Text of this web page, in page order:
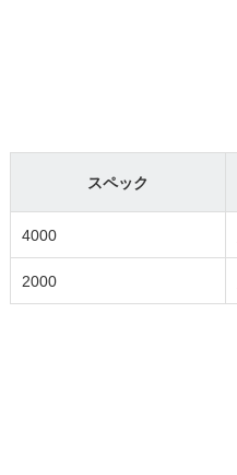
スペック
4000
2000